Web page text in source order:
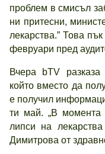
проблем в смисъл
ни притесни,
лекарства.” Това
февруари пред
Вчера bTV
който вместо да
е получил
ти май. „В
липси на
Димитрова от